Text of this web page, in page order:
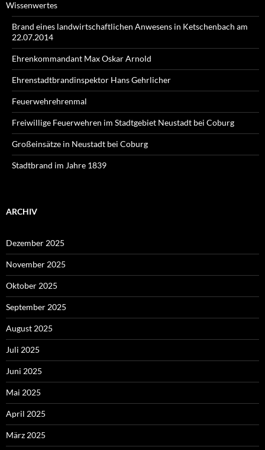
Wissenwertes
Brand eines landwirtschaftlichen Anwesens in Ketschenbach am
22.07.2014
Ehrenkommandant Max Oskar Arnold
Ehrenstadtbrandinspektor Hans Gehrlicher
Feuerwehrehrenmal
Freiwillige Feuerwehren im Stadtgebiet Neustadt bei Coburg
Großeinsätze in Neustadt bei Coburg
Stadtbrand im Jahre 1839
ARCHIV
Dezember 2025
November 2025
Oktober 2025
September 2025
August 2025
Juli 2025
Juni 2025
Mai 2025
April 2025
März 2025